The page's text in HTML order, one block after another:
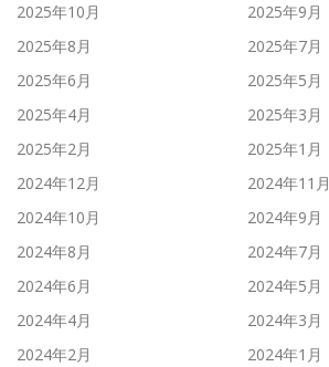
2025年10月
2025年9月
2025年8月
2025年7月
2025年6月
2025年5月
2025年4月
2025年3月
2025年2月
2025年1月
2024年12月
2024年11月
2024年10月
2024年9月
2024年8月
2024年7月
2024年6月
2024年5月
2024年4月
2024年3月
2024年2月
2024年1月